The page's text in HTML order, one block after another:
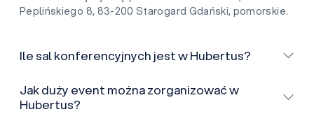
Peplińskiego 8, 83-200 Starogard Gdański, pomorskie.
Ile sal konferencyjnych jest w Hubertus?
Jak duży event można zorganizować w
Hubertus?